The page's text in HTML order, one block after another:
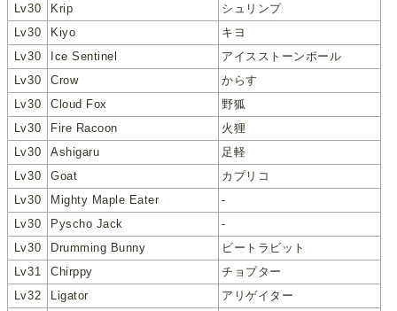
Lv30
Krip
シュリンプ
Lv30
Kiyo
キヨ
Lv30
Ice Sentinel
アイスストーンボール
Lv30
Crow
からす
Lv30
Cloud Fox
野狐
Lv30
Fire Racoon
火狸
Lv30
Ashigaru
足軽
Lv30
Goat
カプリコ
Lv30
Mighty Maple Eater
-
Lv30
Pyscho Jack
-
Lv30
Drumming Bunny
ビートラビット
Lv31
Chirppy
チョプター
Lv32
Ligator
アリゲイター